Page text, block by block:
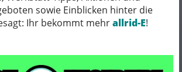
sowie Einblicken hinter die
Ihr bekommt mehrallrid-E!
BIO GRAVEL